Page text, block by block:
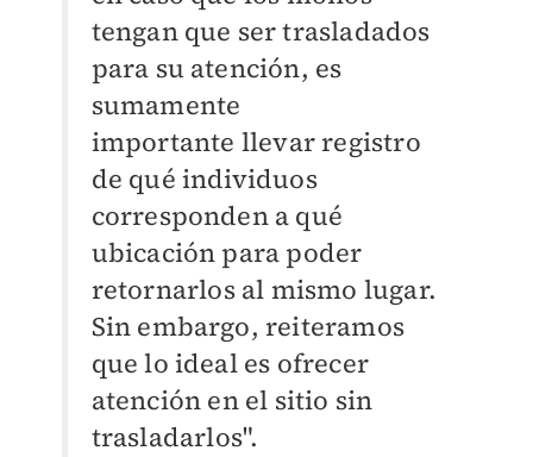
tengan que ser trasladados
para su atención, es
sumamente
importante llevar registro
de qué individuos
corresponden a qué
ubicación para poder
retornarlos al mismo lugar.
Sin embargo, reiteramos
que lo ideal es ofrecer
atención en el sitio sin
trasladarlos".